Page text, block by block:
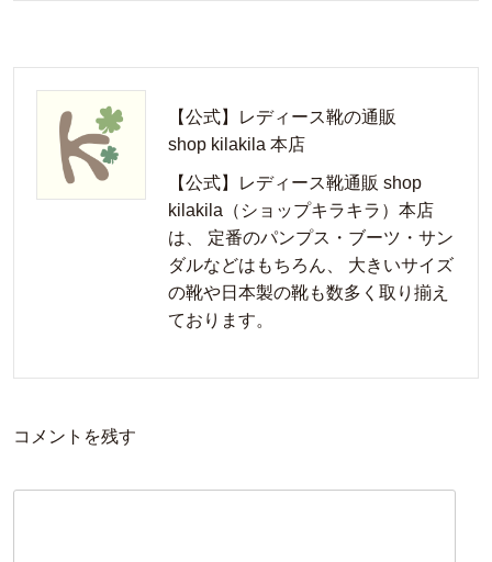
【公式】レディース靴の通販
shop kilakila 本店
【公式】レディース靴通販 shop
kilakila（ショップキラキラ）本店
は、 定番のパンプス・ブーツ・サン
ダルなどはもちろん、 大きいサイズ
の靴や日本製の靴も数多く取り揃え
ております。
コメントを残す